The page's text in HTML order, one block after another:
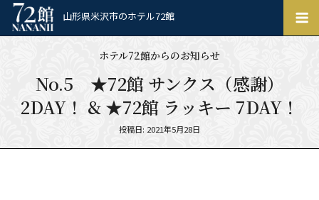
ホ
山形県米沢市のホテル72館
ホテル72館からのお知らせ
No.5 ★72館 サンクス（感謝）
2DAY！ & ★72館 ラッキー 7DAY！
Posted
投稿日: 2021年5月28日